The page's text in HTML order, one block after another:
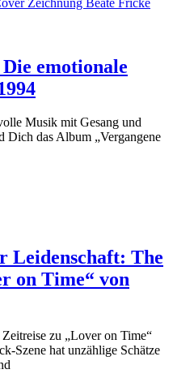
emotionale
Musik mit Gesang und
Dich das Album „Vergangene
Leidenschaft: The
on Time“ von
zu „Lover on Time“
Szene hat unzählige Schätze